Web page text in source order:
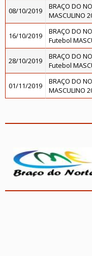
08/10/2019
BRAÇO DO
MASCULINO
16/10/2019
BRAÇO DO
Futebol
28/10/2019
BRAÇO DO
Futebol
01/11/2019
BRAÇO DO
MASCULINO